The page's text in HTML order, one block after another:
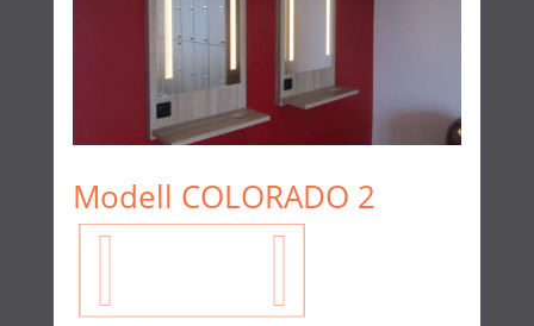
Modell COLORADO 2